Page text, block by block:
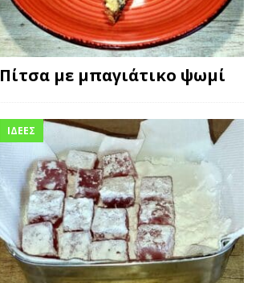
Πίτσα με μπαγιάτικο ψωμί
ΙΔΕΕΣ